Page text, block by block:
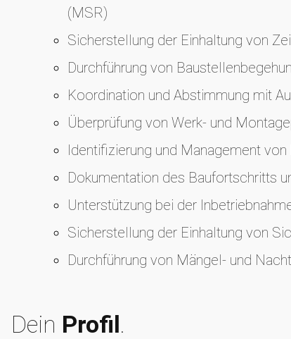
(MSR)
Sicherstellung der Einhaltung von
Durchführung von
Koordination und Abstimmung mit
Überprüfung von Werk- und
Identifizierung und Management von
Dokumentation des Baufortschritts
Unterstützung bei der
Sicherstellung der Einhaltung von
Durchführung von Mängel- und
Dein Profil.